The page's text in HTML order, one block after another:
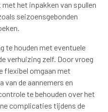
het inpakken van spullen
seizoensgebonden
te houden met eventuele
verhuizing zelf. Door vroeg
flexibel omgaan met
de aannemers en
te behouden over het
complicaties tijdens de